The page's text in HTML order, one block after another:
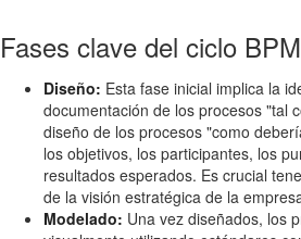
Fases clave del ciclo
Diseño: Esta fase inicial implica la
documentación de los procesos "tal
diseño de los procesos "como
los objetivos, los participantes, los
resultados esperados. Es crucial
de la visión estratégica de la
Modelado: Una vez diseñados, los